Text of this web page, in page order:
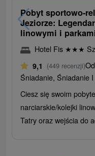
Pobyt sportowo-
Jeziorze:
linowymi i
Hotel Fis ★★★
9,1 (449 recenzji)
Śniadanie, Śniadanie
Ciesz się swoim
narciarskie/kolejki
Tatry oraz wejścia do